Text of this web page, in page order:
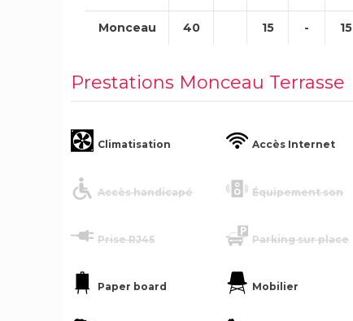
Monceau 40 15 - 15
Prestations Monceau Terrasse
Climatisation Accès Internet
Accès handicapé Équipement son
Prise RJ45 Parking sur place
Paper board Mobilier